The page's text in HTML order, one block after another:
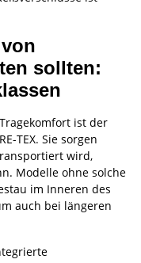
sollten:
ist der
TEX. Sie sorgen
wird,
Modelle ohne solche
im Inneren des
auch bei längeren